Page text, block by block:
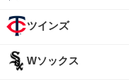
ツインズ
Wソックス